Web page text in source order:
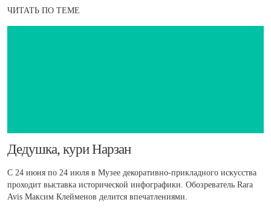
ЧИТАТЬ ПО ТЕМЕ
​Дедушка, кури Нарзан
C 24 июня по 24 июля в Музее декоративно-прикладного искусства
проходит выставка исторической инфографики. Обозреватель Rara
Avis Максим Клейменов делится впечатлениями.